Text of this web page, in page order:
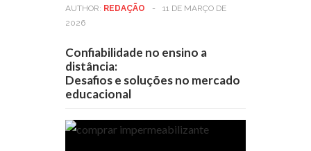
AUTHOR: REDAÇÃO -
11 DE MARÇO DE
2026
Confiabilidade no ensino a
distância:
Desafios e soluções no mercado
educacional